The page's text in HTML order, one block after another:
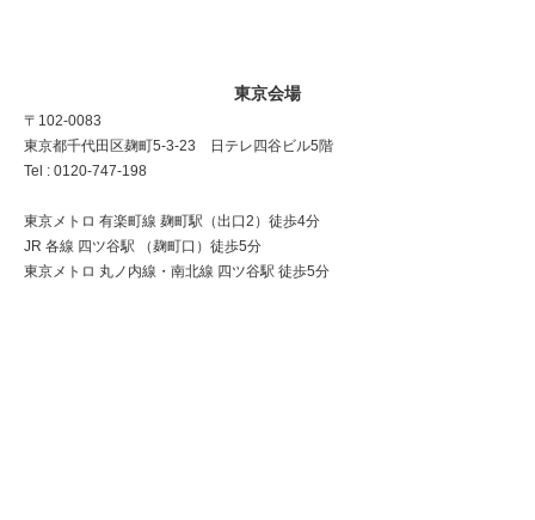
東京会場
〒102-0083
東京都千代田区麹町5-3-23 日テレ四谷ビル5階
Tel : 0120-747-198
東京メトロ 有楽町線 麹町駅（出口2）徒歩4分
JR 各線 四ツ谷駅 （麹町口）徒歩5分
東京メトロ 丸ノ内線・南北線 四ツ谷駅 徒歩5分